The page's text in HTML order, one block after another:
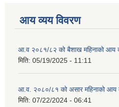
आय व्यय विवरण
आ.व २०८१/८२ को बैशाख महिनाको आय
मिति: 05/19/2025 - 11:11
आ.व. २०८०/८१ को असार महिनाको आय
मिति: 07/22/2024 - 06:41